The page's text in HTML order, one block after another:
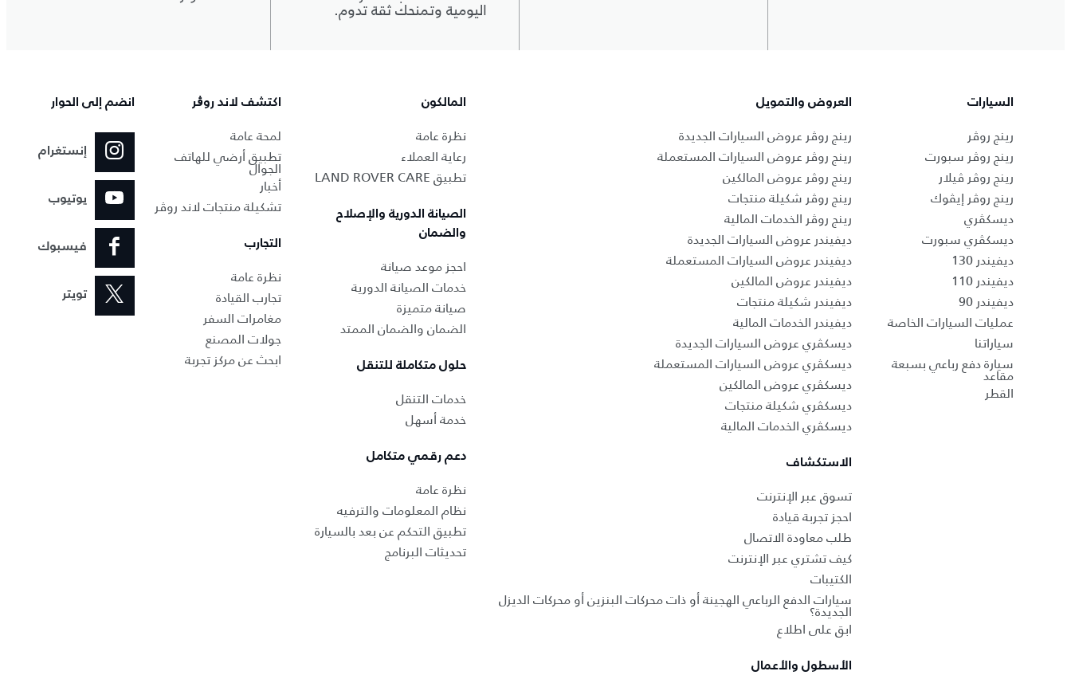
اليومية وتمنحك ثقة تدوم.
السيارات
رينج روڤر
رينج روڤر سبورت
رينج روڤر ڤيلار
رينج روڤر إيڤوك
ديسكڤري
ديسكڤري سبورت
ديفيندر 130
ديفيندر 110
ديفيندر 90
عمليات السيارات الخاصة
سياراتنا
سيارة دفع رباعي بسبعة
مقاعد
القطر
العروض والتمويل
رينج روڤر عروض السيارات الجديدة
رينج روڤر عروض السيارات المستعملة
رينج روڤر عروض المالكين
رينج روڤر شكيلة منتجات
رينج روڤر الخدمات المالية
ديفيندر عروض السيارات الجديدة
ديفيندر عروض السيارات المستعملة
ديفيندر عروض المالكين
ديفيندر شكيلة منتجات
ديفيندر الخدمات المالية
ديسكڤري عروض السيارات الجديدة
ديسكڤري عروض السيارات المستعملة
ديسكڤري عروض المالكين
ديسكڤري شكيلة منتجات
ديسكڤري الخدمات المالية
الاستكشاف
تسوق عبر الإنترنت
احجز تجربة قيادة
طلب معاودة الاتصال
كيف تشتري عبر الإنترنت
الكتيبات
سيارات الدفع الرباعي الهجينة أو ذات محركات البنزين أو محركات الديزل
الجديدة؟
ابق على اطلاع
الأسطول والأعمال
المالكون
نظرة عامة
رعاية العملاء
تطبيق LAND ROVER CARE
الصيانة الدورية والإصلاح
والضمان
احجز موعد صيانة
خدمات الصيانة الدورية
صيانة متميزة
الضمان والضمان الممتد
حلول متكاملة للتنقل
خدمات التنقل
خدمة أسهل
دعم رقمي متكامل
نظرة عامة
نظام المعلومات والترفيه
تطبيق التحكم عن بعد بالسيارة
تحديثات البرنامج
اكتشف لاند روڨر
لمحة عامة
تطبيق أرضي للهاتف
الجوال
أخبار
تشكيلة منتجات لاند روڤر
التجارب
نظرة عامة
تجارب القيادة
مغامرات السفر
جولات المصنع
ابحث عن مركز تجربة
انضم إلى الحوار
إنستغرام
يوتيوب
فيسبوك
تويتر